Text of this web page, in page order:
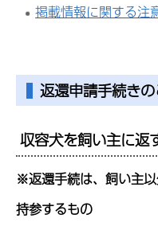
掲載情報に関する注
返還申請手続き
収容犬を飼い主に返
※返還手続は、飼い主
持参するもの